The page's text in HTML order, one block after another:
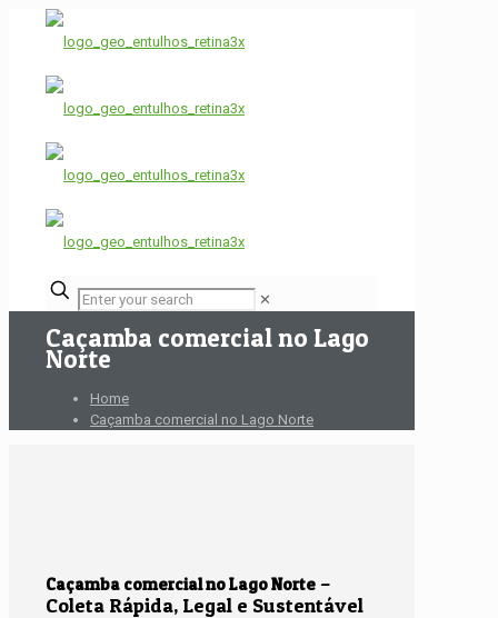
✕
Caçamba comercial no Lago
Norte
Home
Caçamba comercial no Lago Norte
Caçamba comercial no Lago Norte –
Coleta Rápida, Legal e Sustentável